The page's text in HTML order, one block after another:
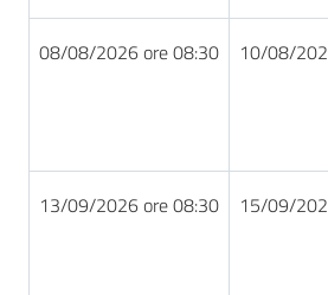
08/08/2026 ore 08:30 10/08/
13/09/2026 ore 08:30 15/09/